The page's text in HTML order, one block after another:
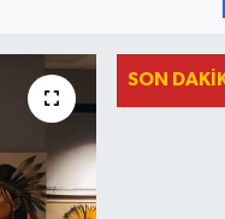
SON